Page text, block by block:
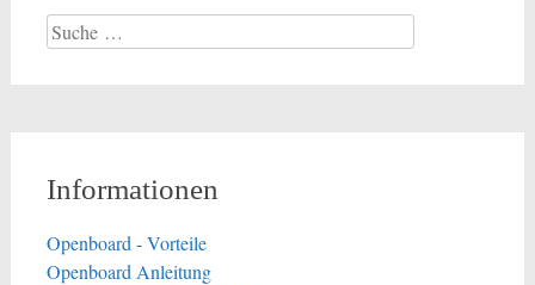
Suche
nach:
Informationen
Openboard - Vorteile
Openboard Anleitung